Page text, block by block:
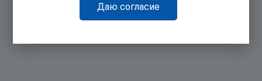
Даю согласие